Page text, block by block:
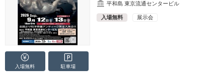
平和島 東京流通センタービル
入場無料 展示会
入場無料 駐車場